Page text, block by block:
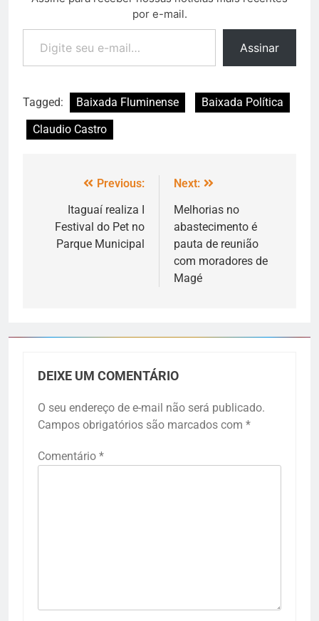
por e-mail.
Assinar
Tagged: Baixada Fluminense
Baixada Política
Claudio Castro
Previous:
Itaguaí realiza I
Festival do Pet no
Parque Municipal
Next:
Melhorias no
abastecimento é
pauta de reunião
com moradores de
Magé
DEIXE UM COMENTÁRIO
O seu endereço de e-mail não será publicado.
Campos obrigatórios são marcados com *
Comentário *